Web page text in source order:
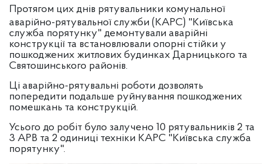
Протягом цих днів рятувальники комунальної
аварійно-рятувальної служби (КАРС) "Київська
служба порятунку" демонтували аварійні
конструкції та встановлювали опорні стійки у
пошкоджених житлових будинках Дарницького та
Святошинського районів.
Ці аварійно-рятувальні роботи дозволять
попередити подальше руйнування пошкоджених
помешкань та конструкцій.
Усього до робіт було залучено 10 рятувальників 2 та
3 APB та 2 одиниці техніки КАРС "Київська служба
порятунку".